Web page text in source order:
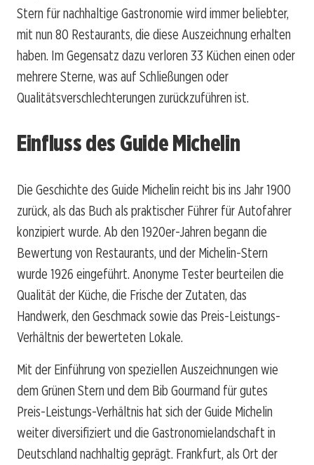
Stern für nachhaltige Gastronomie wird immer beliebter,
mit nun 80 Restaurants, die diese Auszeichnung erhalten
haben. Im Gegensatz dazu verloren 33 Küchen einen oder
mehrere Sterne, was auf Schließungen oder
Qualitätsverschlechterungen zurückzuführen ist.
Einfluss des Guide Michelin
Die Geschichte des Guide Michelin reicht bis ins Jahr 1900
zurück, als das Buch als praktischer Führer für Autofahrer
konzipiert wurde. Ab den 1920er-Jahren begann die
Bewertung von Restaurants, und der Michelin-Stern
wurde 1926 eingeführt. Anonyme Tester beurteilen die
Qualität der Küche, die Frische der Zutaten, das
Handwerk, den Geschmack sowie das Preis-Leistungs-
Verhältnis der bewerteten Lokale.
Mit der Einführung von speziellen Auszeichnungen wie
dem Grünen Stern und dem Bib Gourmand für gutes
Preis-Leistungs-Verhältnis hat sich der Guide Michelin
weiter diversifiziert und die Gastronomielandschaft in
Deutschland nachhaltig geprägt. Frankfurt, als Ort der